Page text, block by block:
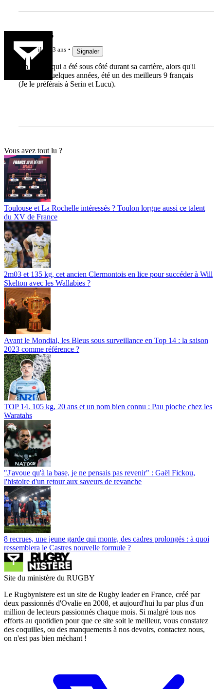
Anthony26
il y a 3 ans Signaler
Un joueur qui a été sous côté durant sa carrière, alors qu'il
a, durant quelques années, été un des meilleurs 9 français
(Je le préférais à Serin et Lucu).
Vous avez tout lu ?
Toulouse et La Rochelle intéressés ? Toulon lorgne aussi ce talent
du XV de France
2m03 et 135 kg, cet ancien Clermontois en lice pour succéder à Will
Skelton avec les Wallabies ?
Avant le Mondial, les Bleus sous surveillance en Top 14 : la saison
2023 comme référence ?
TOP 14. 105 kg, 20 ans et un nom bien connu : Pau pioche chez les
Waratahs
"J'avoue qu'à la base, je ne pensais pas revenir" : Gaël Fickou,
l'histoire d'un retour aux saveurs de revanche
8 recrues, une jeune garde qui monte, des cadres prolongés : à quoi
ressemblera le Castres nouvelle formule ?
Site du ministère du RUGBY
Le Rugbynistere est un site de Rugby leader en France, créé par
deux passionnés d'Ovalie en 2008, et aujourd'hui lu par plus d'un
million de lecteurs passionnés chaque mois. Si malgré tous nos
efforts au quotidien pour que ce site soit le meilleur, vous constatez
des coquilles, ou des manquements à nos devoirs, contactez nous,
on n'est pas bien méchant !